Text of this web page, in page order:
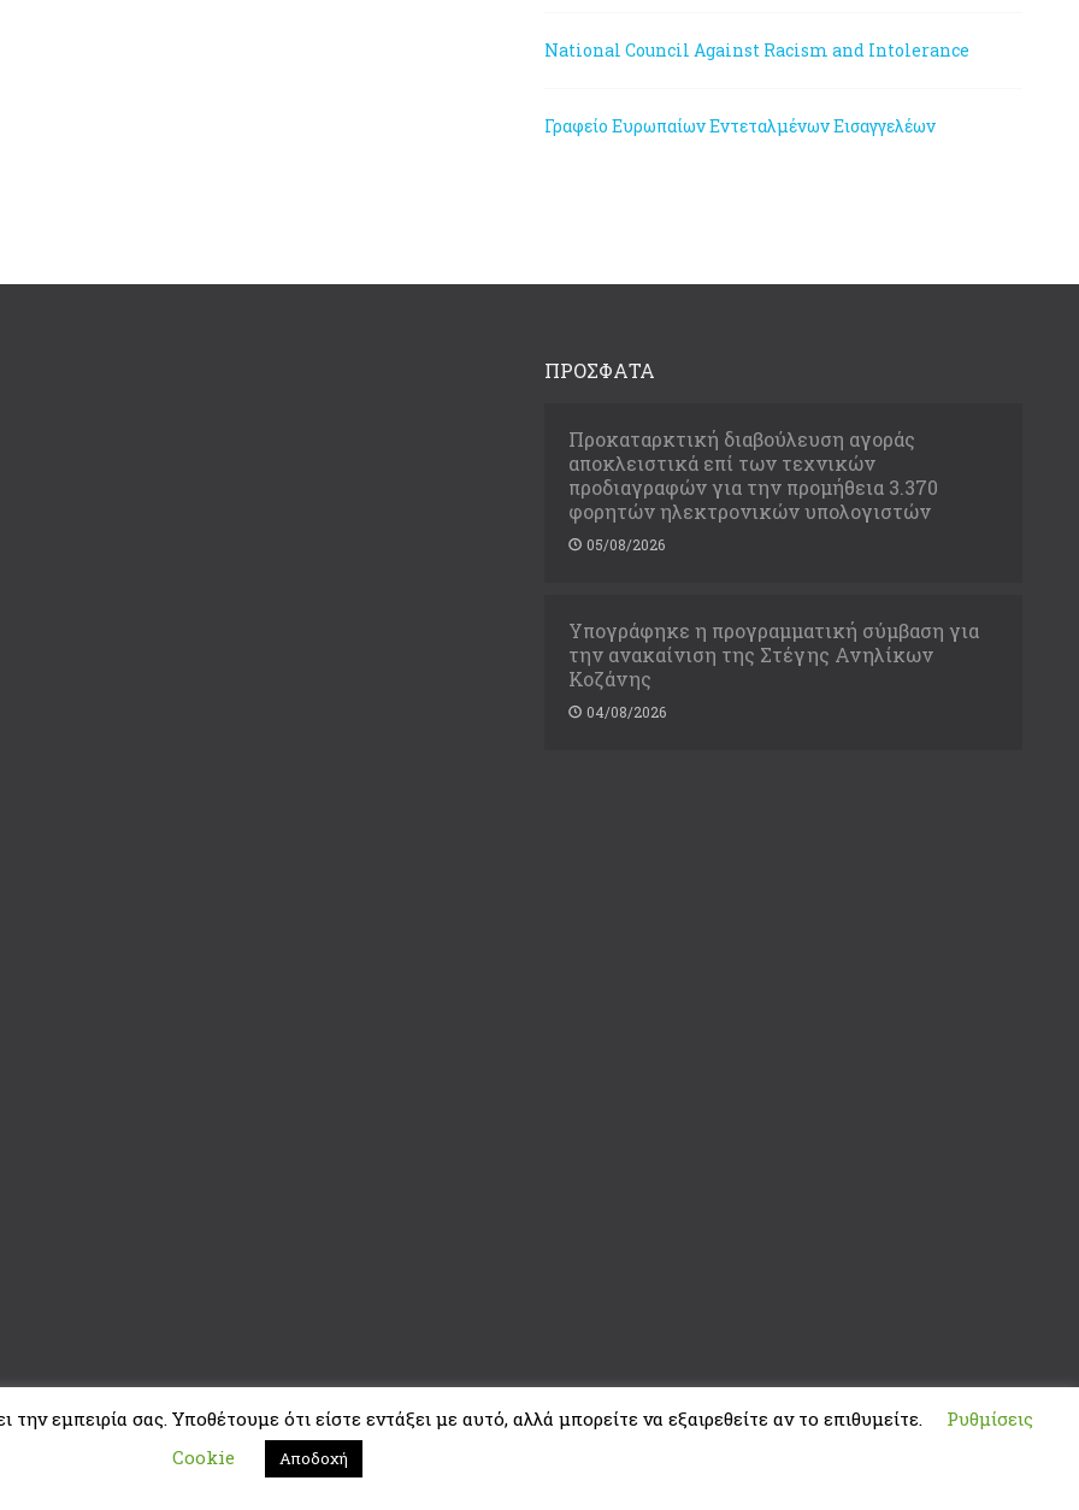
National Council Against Racism and Intolerance
Γραφείο Ευρωπαίων Εντεταλμένων Εισαγγελέων
ΠΡΟΣΦΑΤΑ
Προκαταρκτική διαβούλευση αγοράς
αποκλειστικά επί των τεχνικών
προδιαγραφών για την προμήθεια 3.370
φορητών ηλεκτρονικών υπολογιστών
05/08/2026
Υπογράφηκε η προγραμματική σύμβαση για
την ανακαίνιση της Στέγης Ανηλίκων
Κοζάνης
04/08/2026
εμπειρία σας. Υποθέτουμε ότι είστε εντάξει με αυτό, αλλά μπορείτε να εξαιρεθείτε αν το επιθυμείτε.
Ρυθμίσεις
Cookie
Αποδοχή